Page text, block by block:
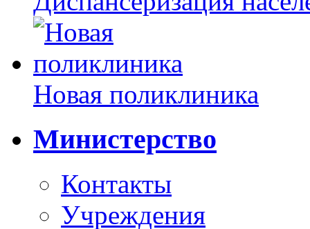
Новая поликлиника
Министерство
Контакты
Учреждения